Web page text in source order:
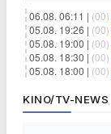
06.08. 06:11 | (00)
05.08. 19:26 | (00)
05.08. 19:00 | (00)
05.08. 18:30 | (00)
05.08. 18:00 | (00)
KINO/TV-NEWS